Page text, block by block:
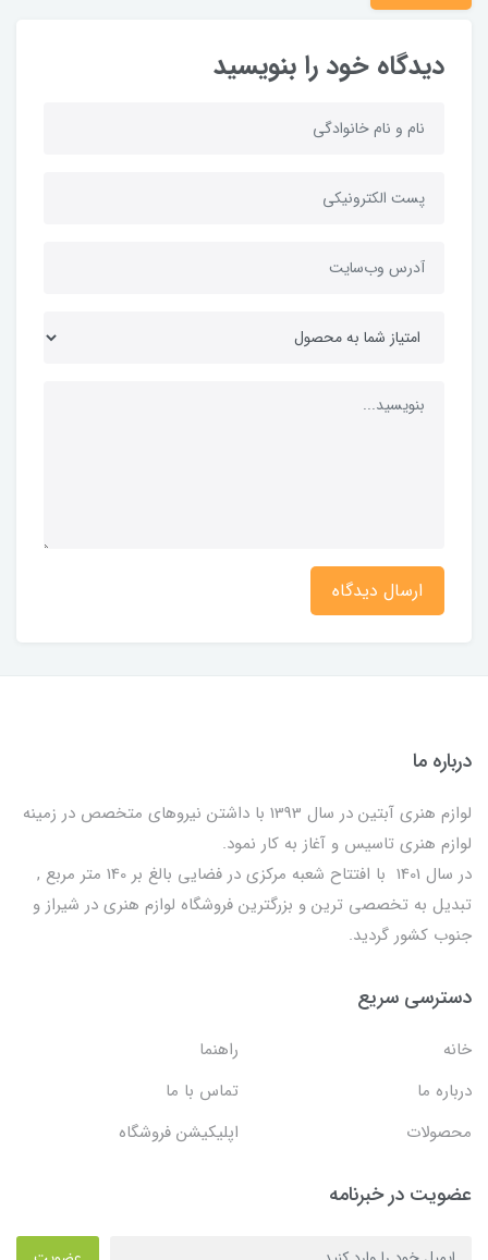
دیدگاه خود را بنویسید
ارسال دیدگاه
درباره ما
لوازم هنری آبتین در سال 1393 با داشتن نیروهای متخصص در زمینه
لوازم هنری تاسیس و آغاز به کار نمود.
در سال 1401 با افتتاح شعبه مرکزی در فضایی بالغ بر 140 متر مربع ,
تبدیل به تخصصی ترین و بزرگترین فروشگاه لوازم هنری در شیراز و
جنوب کشور گردید.
دسترسی سریع
خانه
راهنما
درباره ما
تماس با ما
محصولات
اپلیکیشن فروشگاه
عضویت در خبرنامه